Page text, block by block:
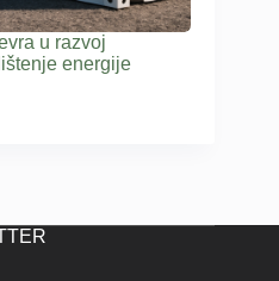
u razvoj
energije